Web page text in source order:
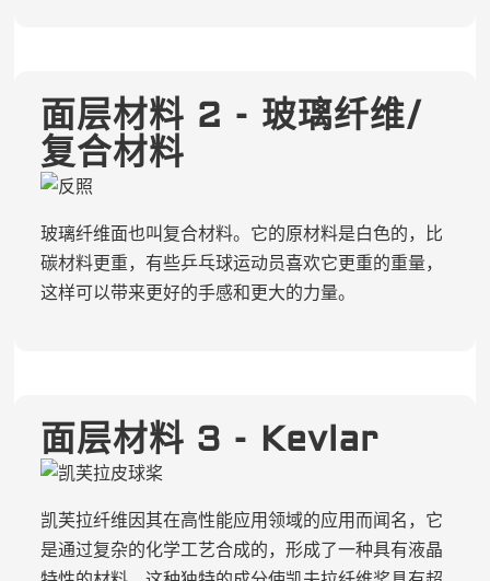
面层材料 2 - 玻璃纤维/
复合材料
玻璃纤维面也叫复合材料。它的原材料是白色的，比
碳材料更重，有些乒乓球运动员喜欢它更重的重量，
这样可以带来更好的手感和更大的力量。
面层材料 3 - Kevlar
凯芙拉纤维因其在高性能应用领域的应用而闻名，它
是通过复杂的化学工艺合成的，形成了一种具有液晶